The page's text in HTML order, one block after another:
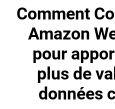
Comment
Amazon
pour
plus de
données